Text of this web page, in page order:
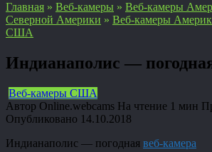
Главная » Веб-камеры » Веб-камеры
Северной Америки » Веб-камеры
США
Индианаполис —
Веб-камеры США
Автор Online.webcams На чтение 1 мин
Опубликовано 14.10.2018
Индианаполис — погодная веб-камера